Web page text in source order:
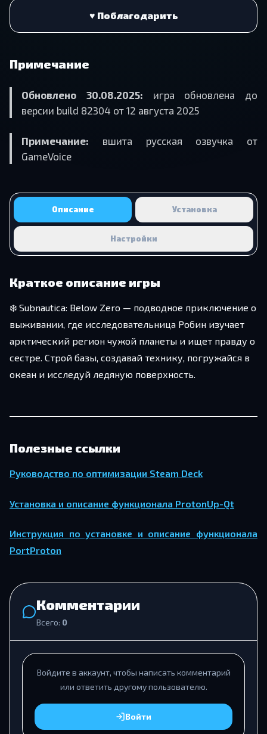
♥ Поблагодарить
Примечание
Обновлено 30.08.2025: игра обновлена до
версии build 82304 от 12 августа 2025
Примечание: вшита русская озвучка от
GameVoice
Описание Установка
Настройки
Краткое описание игры
❄️ Subnautica: Below Zero — подводное приключение о
выживании, где исследовательница Робин изучает
арктический регион чужой планеты и ищет правду о
сестре. Строй базы, создавай технику, погружайся в
океан и исследуй ледяную поверхность.
Полезные ссылки
Руководство по оптимизации Steam Deck
Установка и описание функционала ProtonUp-Qt
Инструкция по установке и описание функционала
PortProton
Комментарии
Всего: 0
Войдите в аккаунт, чтобы написать комментарий
или ответить другому пользователю.
Войти